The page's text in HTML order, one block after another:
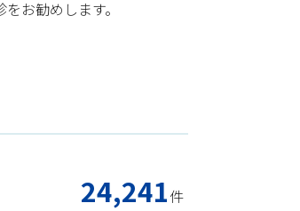
お勧めします。
24,241件